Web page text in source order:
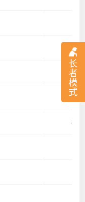
长
者
模
式